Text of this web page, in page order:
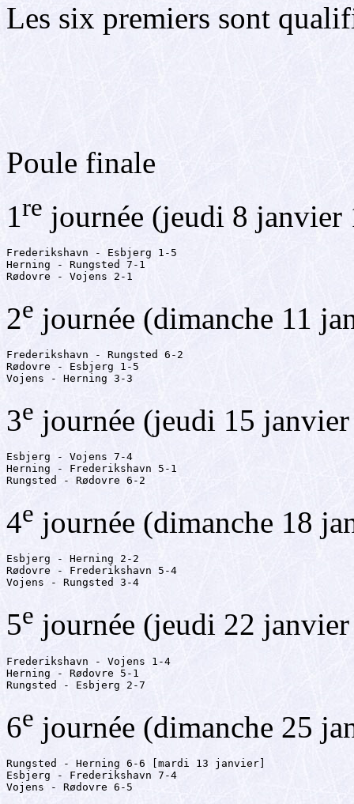
Les six premiers sont
Poule finale
1re journée (jeudi 8 janvier
Frederikshavn - Esbjerg 1-5
Herning - Rungsted 7-1
Rødovre - Vojens 2-1
2e journée (dimanche 11
Frederikshavn - Rungsted 6-2
Rødovre - Esbjerg 1-5
Vojens - Herning 3-3
3e journée (jeudi 15
Esbjerg - Vojens 7-4
Herning - Frederikshavn 5-1
Rungsted - Rødovre 6-2
4e journée (dimanche 18
Esbjerg - Herning 2-2
Rødovre - Frederikshavn 5-4
Vojens - Rungsted 3-4
5e journée (jeudi 22
Frederikshavn - Vojens 1-4
Herning - Rødovre 5-1
Rungsted - Esbjerg 2-7
6e journée (dimanche 25
Rungsted - Herning 6-6 [mardi 13 janvier]
Esbjerg - Frederikshavn 7-4
Vojens - Rødovre 6-5